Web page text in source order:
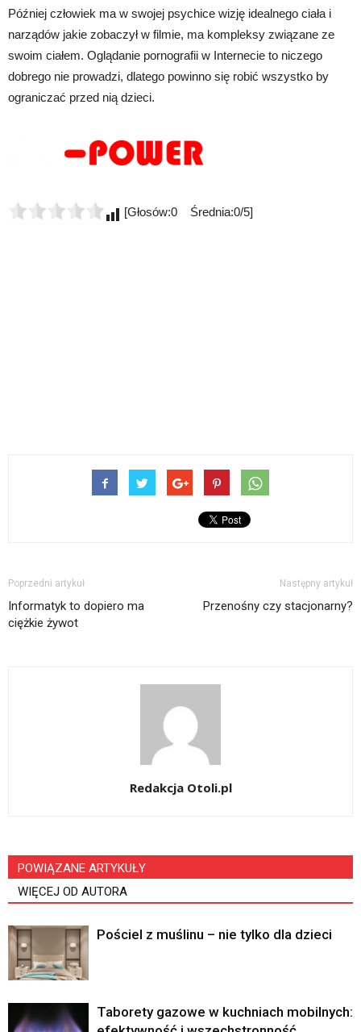
Później człowiek ma w swojej psychice wizję idealnego ciała i
narządów jakie zobaczył w filmie, ma kompleksy związane ze
swoim ciałem. Oglądanie pornografii w Internecie to niczego
dobrego nie prowadzi, dlatego powinno się robić wszystko by
ograniczać przed nią dzieci.
[Głosów:0 Średnia:0/5]
Poprzedni artykuł
Informatyk to dopiero ma
ciężkie żywot
Następny artykuł
Przenośny czy stacjonarny?
Redakcja Otoli.pl
POWIĄZANE ARTYKUŁY
WIĘCEJ OD AUTORA
Pościel z muślinu – nie tylko dla dzieci
Taborety gazowe w kuchniach mobilnych: